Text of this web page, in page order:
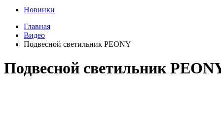
Новинки
Главная
Видео
Подвесной светильник PEONY
Подвесной светильник